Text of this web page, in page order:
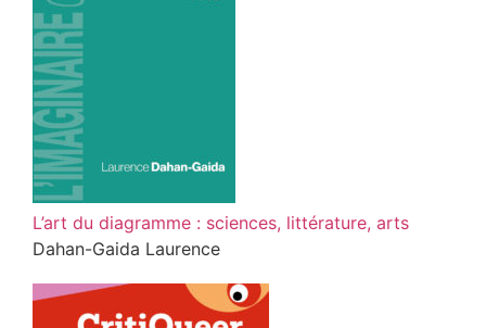
L’art du diagramme : sciences, littérature, arts
Dahan-Gaida Laurence